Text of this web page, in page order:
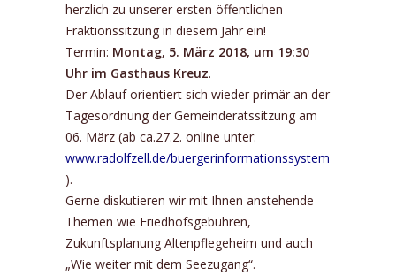
herzlich zu unserer ersten öffentlichen
Fraktionssitzung in diesem Jahr ein!
Termin: Montag, 5. März 2018, um 19:30
Uhr im Gasthaus Kreuz.
Der Ablauf orientiert sich wieder primär an der
Tagesordnung der Gemeinderatssitzung am
06. März (ab ca.27.2. online unter:
www.radolfzell.de/buergerinformationssystem
).
Gerne diskutieren wir mit Ihnen anstehende
Themen wie Friedhofsgebühren,
Zukunftsplanung Altenpflegeheim und auch
„Wie weiter mit dem Seezugang“.